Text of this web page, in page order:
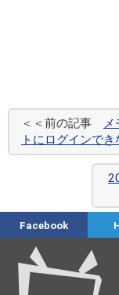
＜＜前の記事
メ
トにログインで
Facebook